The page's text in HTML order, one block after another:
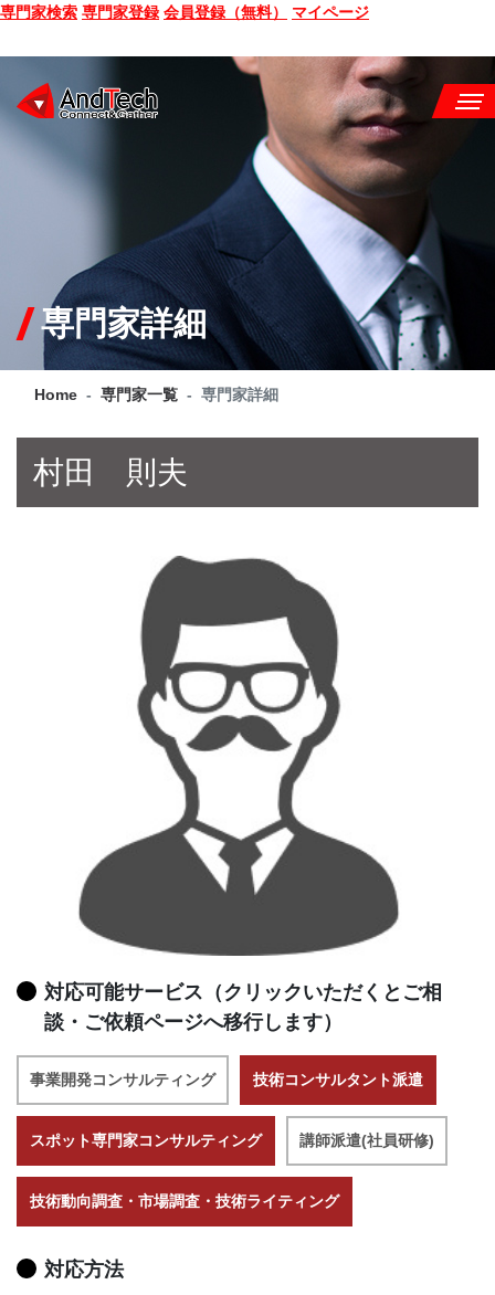
専門家検索 専門家登録 会員登録（無料） マイページ
CONSULTING
SERVICE
COMPANY
Q&A
専門家詳細
Home 専門家一覧 専門家詳細
村田 則夫
対応可能サービス（クリックいただくとご相
談・ご依頼ページへ移行します）
事業開発コンサルティング 技術コンサルタント派遣
スポット専門家コンサルティング 講師派遣(社員研修)
技術動向調査・市場調査・技術ライティング
対応方法